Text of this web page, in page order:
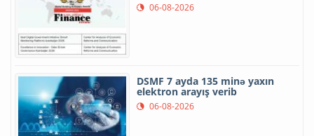
06-08-2026
DSMF 7 ayda 135 minə yaxın
elektron arayış verib
06-08-2026